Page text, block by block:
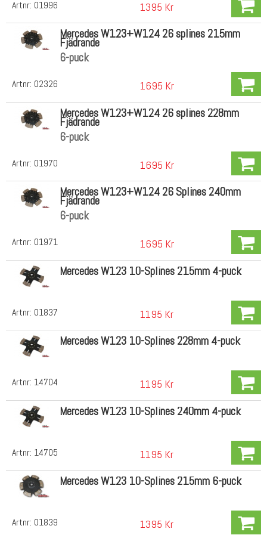
Artnr: 01996 1395 Kr
Artnr: 02326
Mercedes W123+W124 26 splines 215mm
Fjädrande
6-puck
1695 Kr
Artnr: 01970
Mercedes W123+W124 26 splines 228mm
Fjädrande
6-puck
1695 Kr
Artnr: 01971
Mercedes W123+W124 26 Splines 240mm
Fjädrande
6-puck
1695 Kr
Artnr: 01837
Mercedes W123 10-Splines 215mm 4-puck
1195 Kr
Artnr: 14704
Mercedes W123 10-Splines 228mm 4-puck
1195 Kr
Artnr: 14705
Mercedes W123 10-Splines 240mm 4-puck
1195 Kr
Artnr: 01839
Mercedes W123 10-Splines 215mm 6-puck
1395 Kr